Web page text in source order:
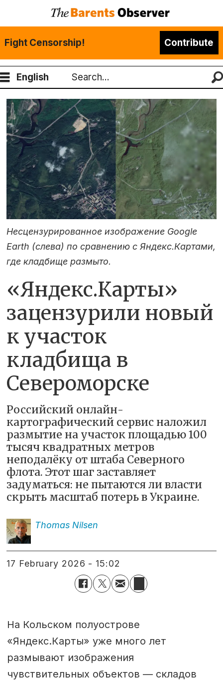
Fight Censorship! Contribute
English
Search
Несцензурированное изображение Google
Earth (слева) по сравнению с Яндекс.Картами,
где кладбище размыто.
«Яндекс.Карты»
зацензурили новый
к участок
кладбища в
Североморске
Российский онлайн-
картографический сервис наложил
размытие на участок площадью 100
тысяч квадратных метров
неподалёку от штаба Северного
флота. Этот шаг заставляет
задуматься: не пытаются ли власти
скрыть масштаб потерь в Украине.
Thomas Nilsen
17 February 2026 - 15:02
На Кольском полуострове
«Яндекс.Карты» уже много лет
размывают изображения
чувствительных объектов — складов